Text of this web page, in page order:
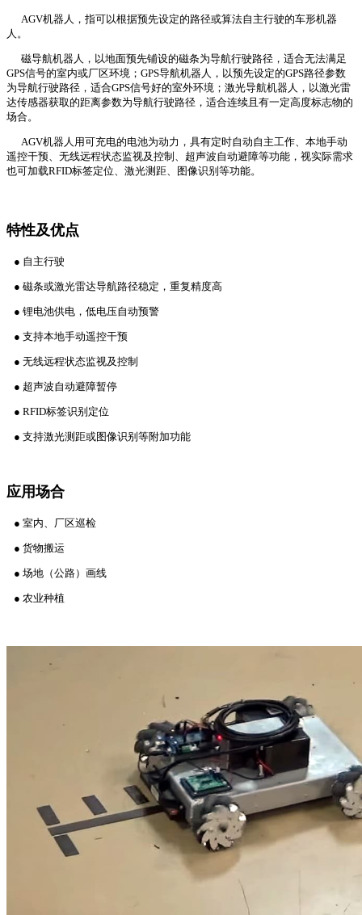
AGV机器人，指可以根据预先设定的路径或算法自主行驶的车形机器
人。
磁导航机器人，以地面预先铺设的磁条为导航行驶路径，适合无法满足
GPS信号的室内或厂区环境；GPS导航机器人，以预先设定的GPS路径参数
为导航行驶路径，适合GPS信号好的室外环境；激光导航机器人，以激光雷
达传感器获取的距离参数为导航行驶路径，适合连续且有一定高度标志物的
场合。
AGV机器人用可充电的电池为动力，具有定时自动自主工作、本地手动
遥控干预、无线远程状态监视及控制、超声波自动避障等功能，视实际需求
也可加载RFID标签定位、激光测距、图像识别等功能。
特性及优点
● 自主行驶
● 磁条或激光雷达导航路径稳定，重复精度高
● 锂电池供电，低电压自动预警
● 支持本地手动遥控干预
● 无线远程状态监视及控制
● 超声波自动避障暂停
● RFID标签识别定位
● 支持激光测距或图像识别等附加功能
应用场合
● 室内、厂区巡检
● 货物搬运
● 场地（公路）画线
● 农业种植